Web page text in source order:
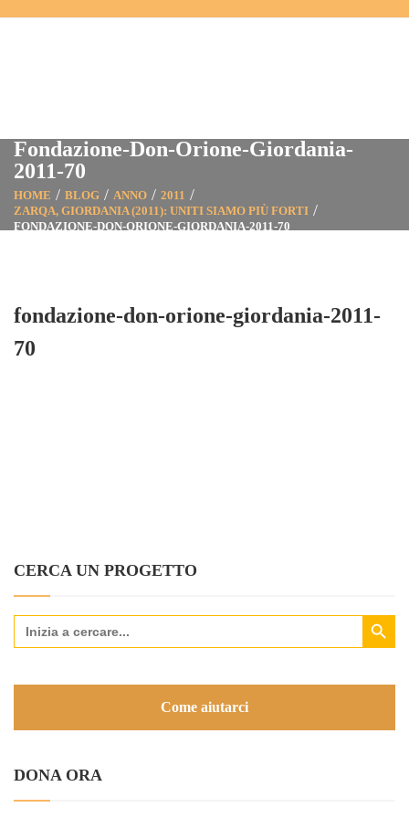
Fondazione-Don-Orione-Giordania-
2011-70
HOME BLOG ANNO
2011
ZARQA, GIORDANIA (2011): UNITI SIAMO PIÙ FORTI
FONDAZIONE-DON-ORIONE-GIORDANIA-2011-70
fondazione-don-orione-giordania-2011-
70
CERCA UN PROGETTO
Search
for:
Search Button
Come aiutarci
DONA ORA